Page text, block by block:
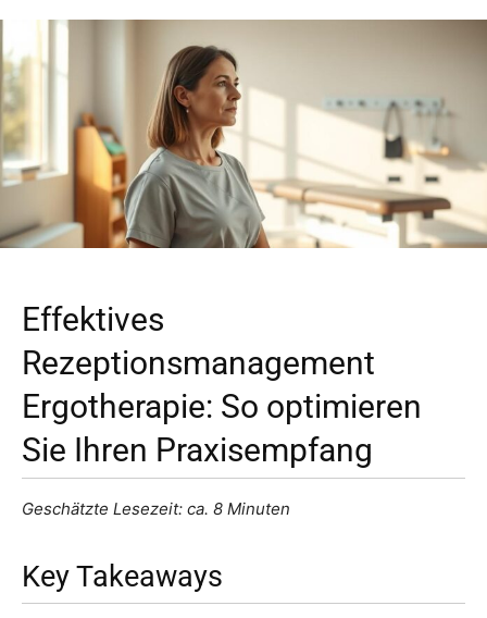
Effektives
Rezeptionsmanagement
Ergotherapie: So optimieren
Sie Ihren Praxisempfang
Geschätzte Lesezeit: ca. 8 Minuten
Key Takeaways